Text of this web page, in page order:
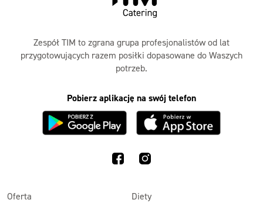
Zespół TIM to zgrana grupa profesjonalistów od lat
przygotowujących razem posiłki dopasowane do Waszych
potrzeb.
Pobierz aplikację na swój telefon
Oferta Diety